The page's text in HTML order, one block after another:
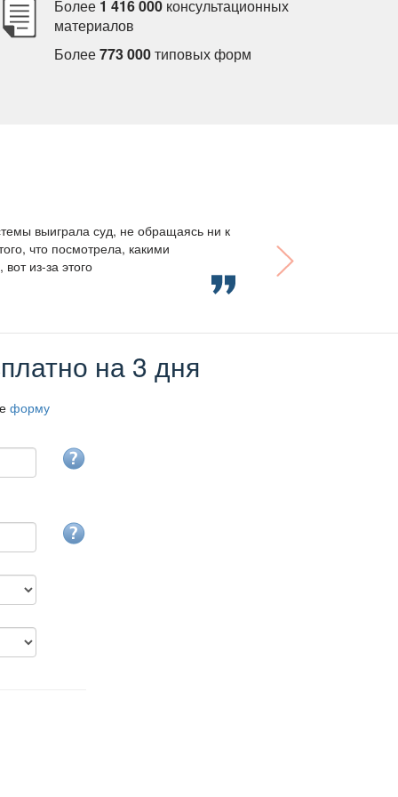
Более 1 416 000 консультационных
материало
Более773 000типовых форм
выиграла суд, не обращаясь ни к
что посмотрела, какими
из-за этого
на 3 дня
форму